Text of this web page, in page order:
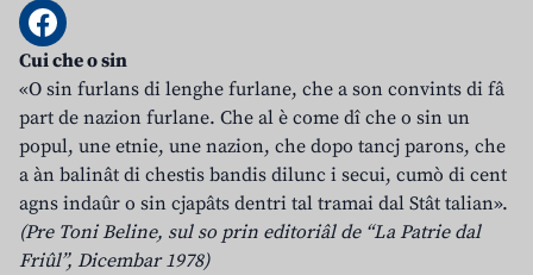
Cui che o sin
«O sin furlans di lenghe furlane, che a son convints di fâ
part de nazion furlane. Che al è come dî che o sin un
popul, une etnie, une nazion, che dopo tancj parons, che
a àn balinât di chestis bandis dilunc i secui, cumò di cent
agns indaûr o sin cjapâts dentri tal tramai dal Stât talian».
(Pre Toni Beline, sul so prin editoriâl de “La Patrie dal
Friûl”, Dicembar 1978)